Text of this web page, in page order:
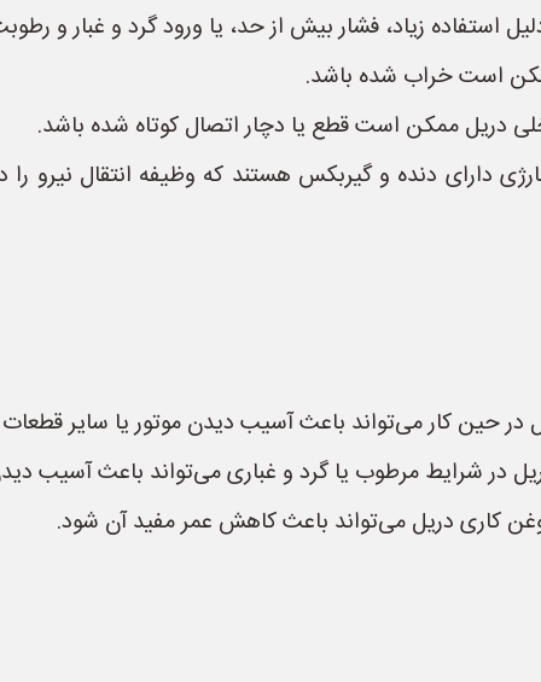
استفاده زیاد، فشار بیش از حد، یا ورود گرد و غبار و
است خراب شده باشد.
ممکن است قطع یا دچار اتصال کوتاه شده باشد.
دارای دنده و گیربکس هستند که وظیفه انتقال نیرو را
حین کار می‌تواند باعث آسیب دیدن موتور یا سایر
در شرایط مرطوب یا گرد و غباری می‌تواند باعث آسیب
کاری دریل می‌تواند باعث کاهش عمر مفید آن شود.